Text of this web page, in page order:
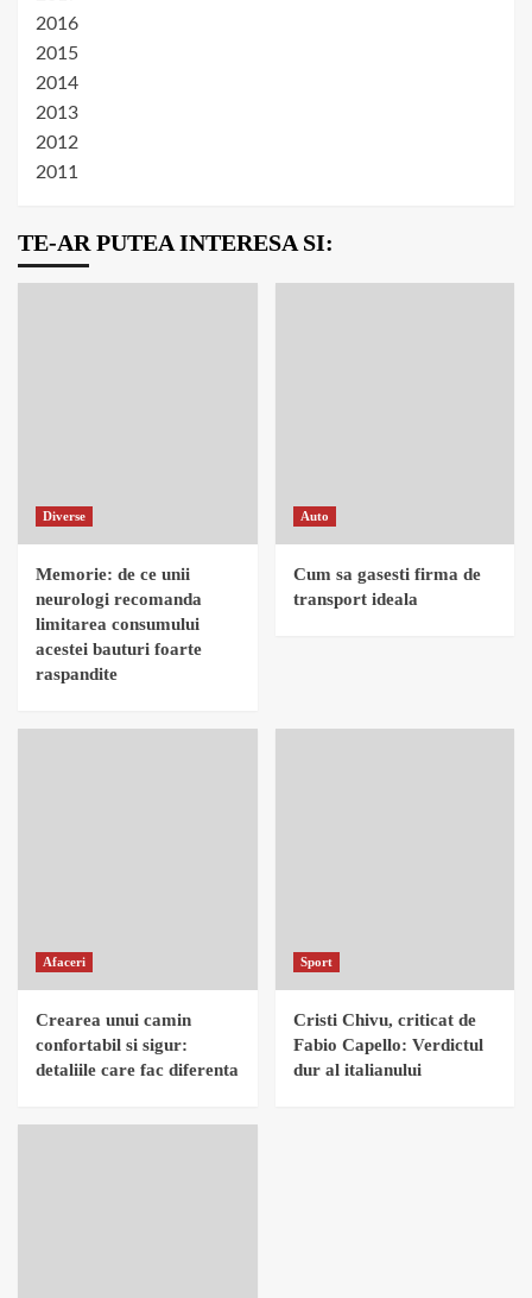
2016
2015
2014
2013
2012
2011
TE-AR PUTEA INTERESA SI:
Diverse
Memorie: de ce unii
neurologi recomanda
limitarea consumului
acestei bauturi foarte
raspandite
Auto
Cum sa gasesti firma de
transport ideala
Afaceri
Crearea unui camin
confortabil si sigur:
detaliile care fac diferenta
Sport
Cristi Chivu, criticat de
Fabio Capello: Verdictul
dur al italianului